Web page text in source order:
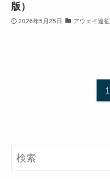
版）
2026年5月25日 アウェイ遠征
1